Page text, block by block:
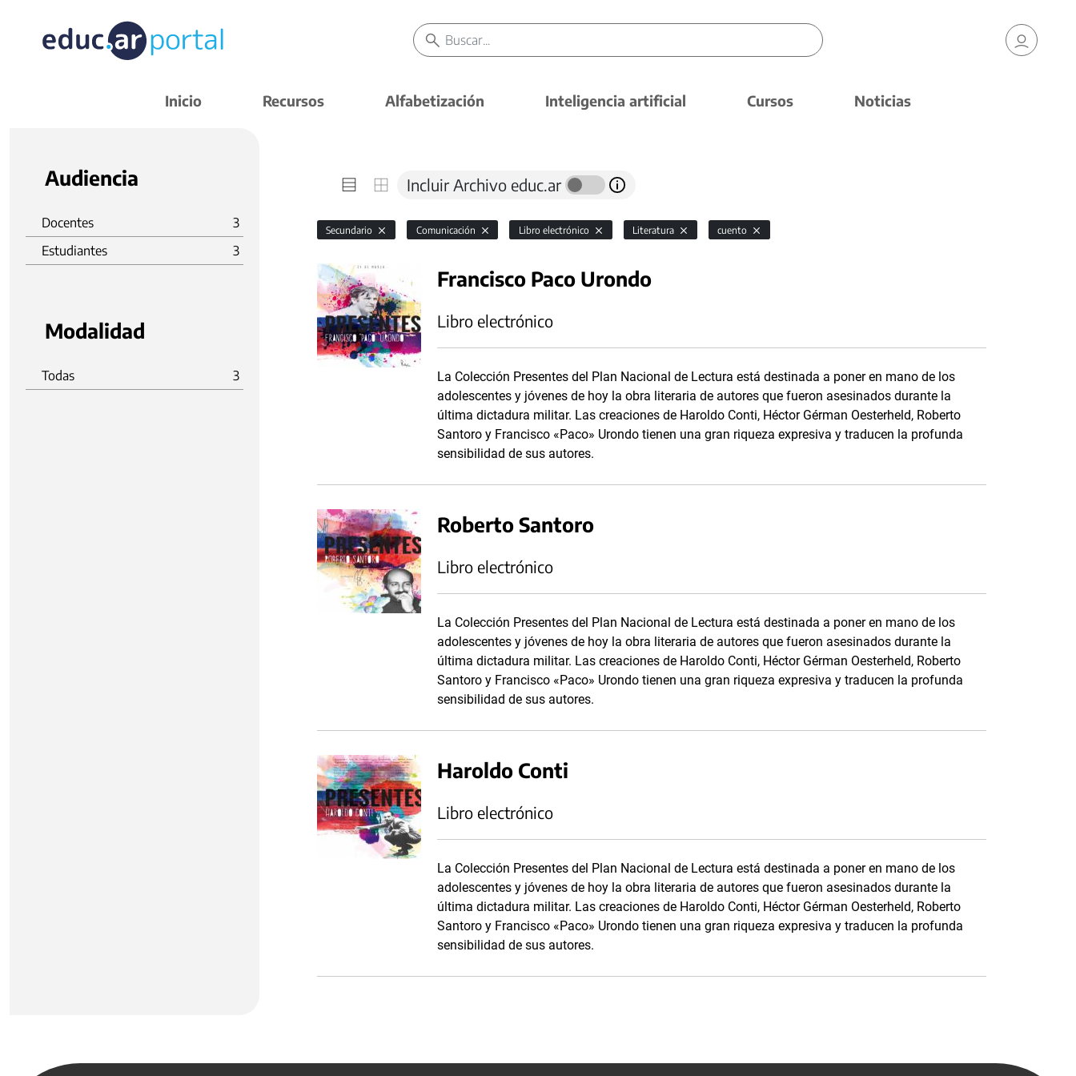
Inicio Recursos Alfabetización Inteligencia artificial Cursos Noticias
Audiencia
Docentes
3
Estudiantes
3
Modalidad
Todas 3
Incluir Archivo educ.ar
Secundario Comunicación Libro electrónico Literatura cuento
Francisco Paco Urondo
Libro electrónico
La Colección Presentes del Plan Nacional de Lectura está destinada a poner en mano de los
adolescentes y jóvenes de hoy la obra literaria de autores que fueron asesinados durante la
última dictadura militar. Las creaciones de Haroldo Conti, Héctor Gérman Oesterheld, Roberto
Santoro y Francisco «Paco» Urondo tienen una gran riqueza expresiva y traducen la profunda
sensibilidad de sus autores.
Roberto Santoro
Libro electrónico
La Colección Presentes del Plan Nacional de Lectura está destinada a poner en mano de los
adolescentes y jóvenes de hoy la obra literaria de autores que fueron asesinados durante la
última dictadura militar. Las creaciones de Haroldo Conti, Héctor Gérman Oesterheld, Roberto
Santoro y Francisco «Paco» Urondo tienen una gran riqueza expresiva y traducen la profunda
sensibilidad de sus autores.
Haroldo Conti
Libro electrónico
La Colección Presentes del Plan Nacional de Lectura está destinada a poner en mano de los
adolescentes y jóvenes de hoy la obra literaria de autores que fueron asesinados durante la
última dictadura militar. Las creaciones de Haroldo Conti, Héctor Gérman Oesterheld, Roberto
Santoro y Francisco «Paco» Urondo tienen una gran riqueza expresiva y traducen la profunda
sensibilidad de sus autores.